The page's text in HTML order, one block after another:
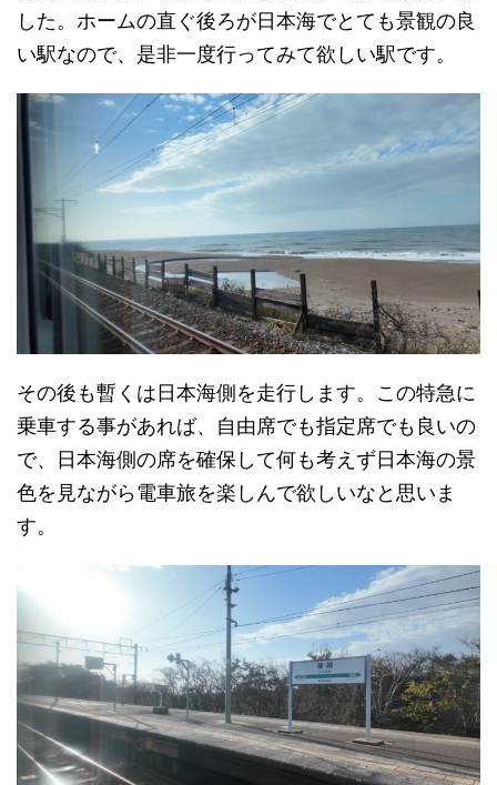
した。ホームの直ぐ後ろが日本海でとても景観の良
い駅なので、是非一度行ってみて欲しい駅です。
その後も暫くは日本海側を走行します。この特急に
乗車する事があれば、自由席でも指定席でも良いの
で、日本海側の席を確保して何も考えず日本海の景
色を見ながら電車旅を楽しんで欲しいなと思いま
す。